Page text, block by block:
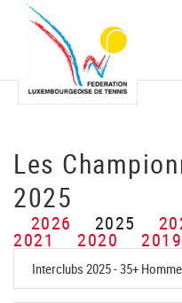
Les
2025
2026 2025
2021 2020 2019